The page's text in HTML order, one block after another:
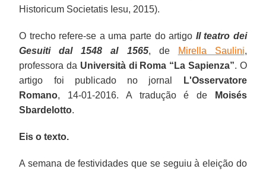
Historicum Societatis Iesu, 2015).
O trecho refere-se a uma parte do artigo Il teatro dei
Gesuiti dal 1548 al 1565, de Mirella Saulini,
professora da Università di Roma “La Sapienza”. O
artigo foi publicado no jornal
L'Osservatore
Romano, 14-01-2016. A tradução é de
Moisés
Sbardelotto.
Eis o texto.
A semana de festividades que se seguiu à eleição do